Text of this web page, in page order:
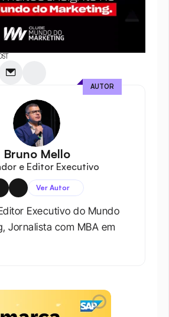
Bruno Mello
e Editor Executivo
Ver Autor
Executivo do Mundo
Jornalista com MBA em
AUTOR